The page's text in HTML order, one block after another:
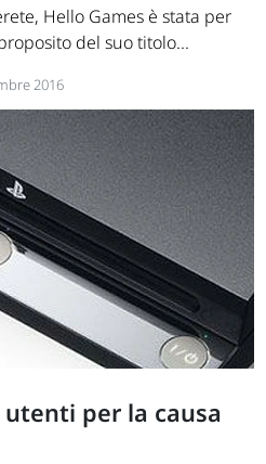
Hello Games è stata per
del suo titolo...
2016
per la causa